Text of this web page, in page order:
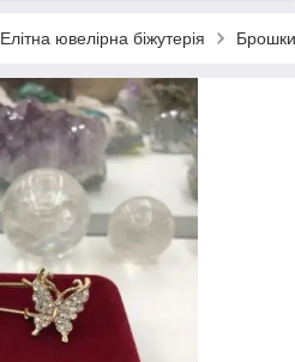
Елітна ювелірна біжутерія Брошки